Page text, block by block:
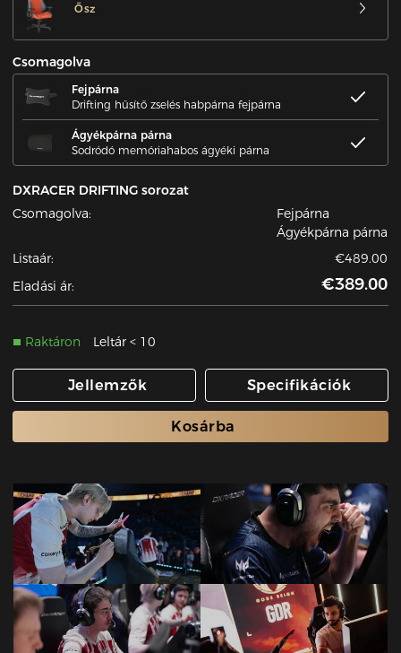
Ősz
Csomagolva
Fejpárna
Drifting hűsítő zselés habpárna fejpárna
Ágyékpárna párna
Sodródó memóriahabos ágyéki párna
DXRACER DRIFTING sorozat
Csomagolva:
Fejpárna
Ágyékpárna párna
Listaár:
€489.00
Eladási ár:
€389.00
Raktáron Leltár < 10
Jellemzők Specifikációk
Kosárba